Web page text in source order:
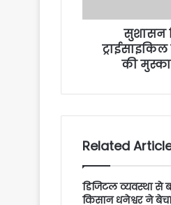
सुशासन
की
Related
डिजिटल व्यवस्था से
किसान धनेश्वर ने